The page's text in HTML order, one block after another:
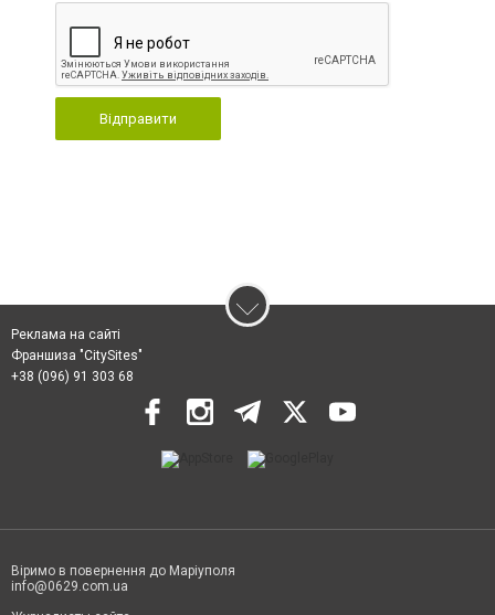
Відправити
Реклама на сайті
Франшиза "CitySites"
+38 (096) 91 303 68
Віримо в повернення до Маріуполя
info@0629.com.ua